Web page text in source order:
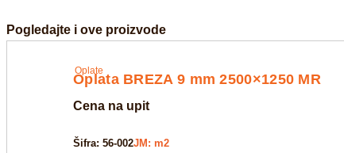
Pogledajte i ove proizvode
Oplate
Oplata BREZA 9 mm 2500×1250 MR
Cena na upit
Šifra: 56-002JM: m2